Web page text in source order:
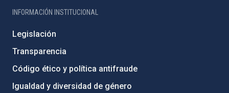
INFORMACIÓN INSTITUCIONAL
Legislación
Transparencia
Código ético y política antifraude
Igualdad y diversidad de género